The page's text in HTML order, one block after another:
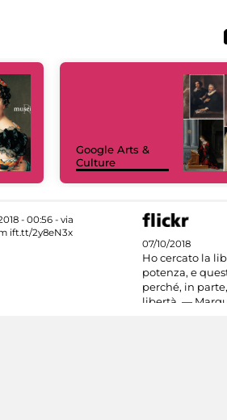
Google Arts &
Culture
07/10/2018
Ho cercato la
potenza, e
perché, in
libertà. —